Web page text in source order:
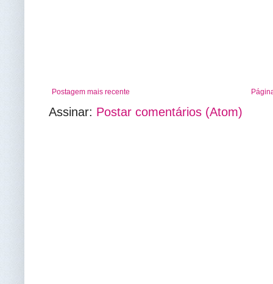
Postagem mais recente
Assinar: Postar comentários (Atom)